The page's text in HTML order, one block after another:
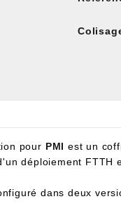
pour PMI est un
déploiement FTTH
dans deux